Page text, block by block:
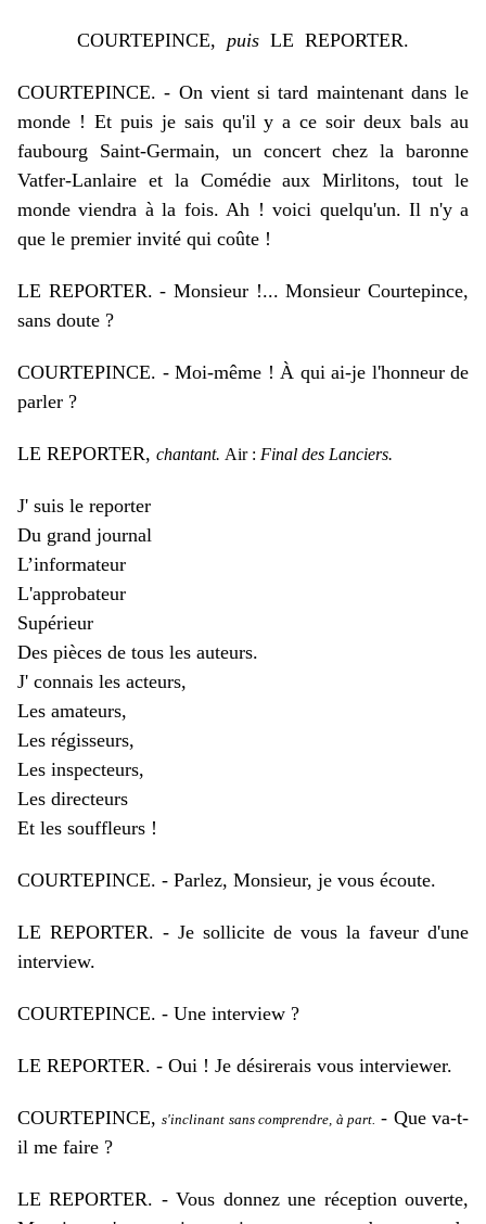
COURTEPINCE, puis LE REPORTER.
COURTEPINCE. - On vient si tard maintenant dans le
monde ! Et puis je sais qu'il y a ce soir deux bals au
faubourg Saint-Germain, un concert chez la baronne
Vatfer-Lanlaire et la Comédie aux Mirlitons, tout le
monde viendra à la fois. Ah ! voici quelqu'un. Il n'y a
que le premier invité qui coûte !
LE REPORTER. - Monsieur !... Monsieur Courtepince,
sans doute ?
COURTEPINCE. - Moi-même ! À qui ai-je l'honneur de
parler ?
LE REPORTER, chantant. Air : Final des Lanciers.
J' suis le reporter
Du grand journal
L’informateur
L'approbateur
Supérieur
Des pièces de tous les auteurs.
J' connais les acteurs,
Les amateurs,
Les régisseurs,
Les inspecteurs,
Les directeurs
Et les souffleurs !
COURTEPINCE. - Parlez, Monsieur, je vous écoute.
LE REPORTER. - Je sollicite de vous la faveur d'une
interview.
COURTEPINCE. - Une interview ?
LE REPORTER. - Oui ! Je désirerais vous interviewer.
COURTEPINCE,s'inclinant sans comprendre, à part. - Que va-t-
il me faire ?
LE REPORTER. - Vous donnez une réception ouverte,